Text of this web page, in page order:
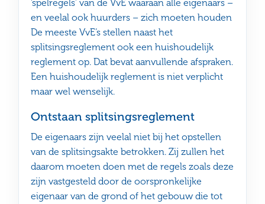
‘spelregels’ van de VvE waaraan alle eigenaars –
en veelal ook huurders – zich moeten houden
De meeste VvE’s stellen naast het
splitsingsreglement ook een huishoudelijk
reglement op. Dat bevat aanvullende afspraken.
Een huishoudelijk reglement is niet verplicht
maar wel wenselijk.
Ontstaan splitsingsreglement
De eigenaars zijn veelal niet bij het opstellen
van de splitsingsakte betrokken. Zij zullen het
daarom moeten doen met de regels zoals deze
zijn vastgesteld door de oorspronkelijke
eigenaar van de grond of het gebouw die tot